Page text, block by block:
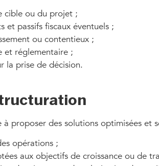
cible ou du projet ;
et passifs fiscaux éventuels ;
ou contentieux ;
et réglementaire ;
la prise de décision.
proposer des solutions optimisées et
opérations ;
aux objectifs de croissance ou de